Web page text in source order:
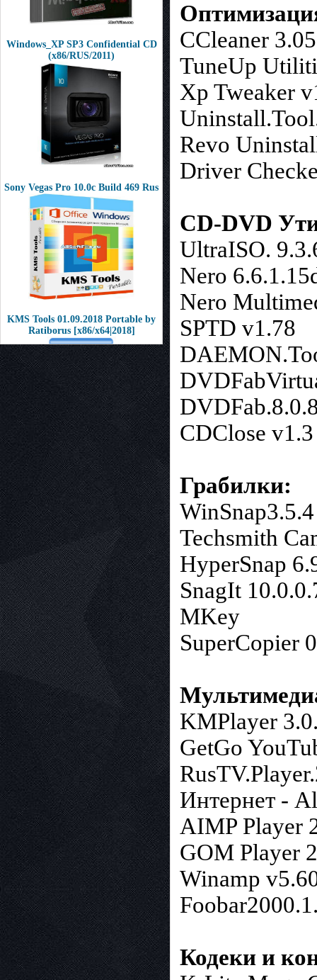
Windows_XP SP3 Confidential CD
(x86/RUS/2011)
Sony Vegas Pro 10.0c Build 469 Rus
KMS Tools 01.09.2018 Portable by
Ratiborus [x86/x64|2018]
CCleaner
TuneUp
Xp Tweaker
Revo
Driver
CD-DVD
UltraISO.
Nero
Nero
SPTD v1.78
CDClose v1.3
Грабилки:
Techsmith
HyperSnap
SnagIt
MKey
SuperCopier
KMPlayer
GetGo
Интернет -
AIMP Player
GOM Player
Winamp
Кодеки и